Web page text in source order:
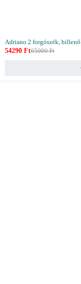
Adriano 2 forgószék,
65000Ft
54290 Ft